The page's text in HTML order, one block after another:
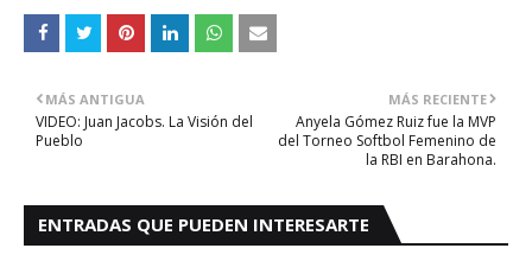
MÁS RECIENTE
Anyela Gómez Ruiz fue la MVP
del Torneo Softbol Femenino de
la RBI en Barahona.
MÁS ANTIGUA
VIDEO: Juan Jacobs. La Visión del
Pueblo
ENTRADAS QUE PUEDEN INTERESARTE